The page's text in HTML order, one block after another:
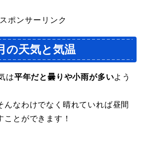
スポンサーリンク
の天気と気温
は平年だと曇りや小雨が多いよう
んなわけでなく晴れていれば昼間
とができます！